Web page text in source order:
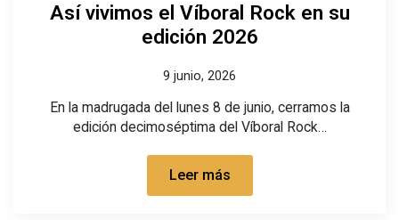
Así vivimos el Víboral Rock en su
edición 2026
9 junio, 2026
En la madrugada del lunes 8 de junio, cerramos la
edición decimoséptima del Víboral Rock…
Leer más